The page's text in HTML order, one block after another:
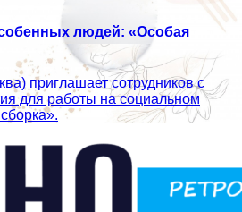
людей: «Особая
приглашает сотрудников с
для работы на социальном